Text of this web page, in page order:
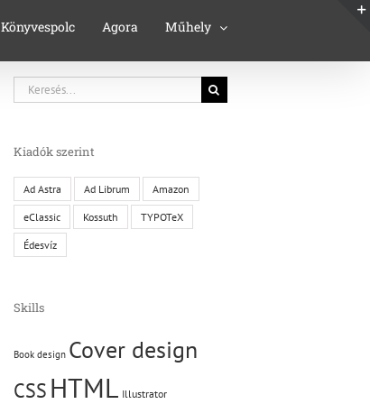
Könyvespolc Agora Műhely
Keresés...
Kiadók szerint
Ad Astra Ad Librum Amazon
eClassic Kossuth TYPOTeX
Édesvíz
Skills
Book design Cover design
CSS HTML Illustrator